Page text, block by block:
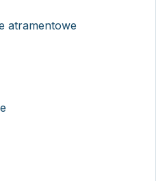
atramentowe